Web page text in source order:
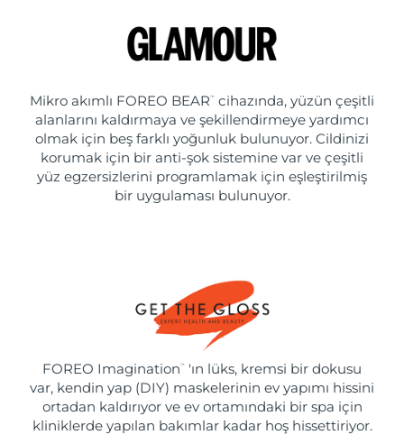
Mikro akımlı FOREO BEAR ™
cihazında, yüzün çeşitli
alanlarını kaldırmaya ve şekillendirmeye yardımcı
olmak için beş farklı yoğunluk bulunuyor. Cildinizi
korumak için bir anti-şok sistemine var ve çeşitli
yüz egzersizlerini programlamak için eşleştirilmiş
bir uygulaması bulunuyor.
FOREO Imagination ™
'ın lüks, kremsi bir dokusu
var, kendin yap (DIY) maskelerinin ev yapımı hissini
ortadan kaldırıyor ve ev ortamındaki bir spa için
kliniklerde yapılan bakımlar kadar hoş hissettiriyor.